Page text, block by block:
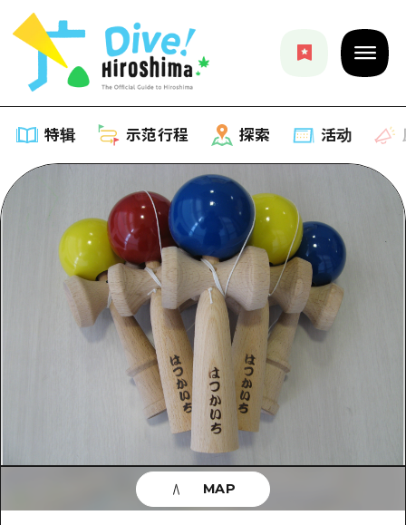
特辑 示范行程 探索 活动
特辑
列表
推荐
艺术
活动·庙会
美食·酒水
骑自行车
购物
运动
示范行程
列表
Dive!Hiroshima官方向导
广岛随意旅行
广岛市内
答对了
探索
列表
广岛市内
安艺
答對了
美北
活动
应时信息
有用的信息
列表
MAP